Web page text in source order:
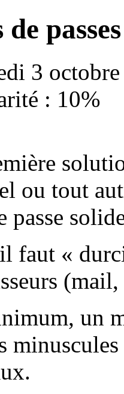
passes
3
: 10%
ou tout
passe
faut «
un